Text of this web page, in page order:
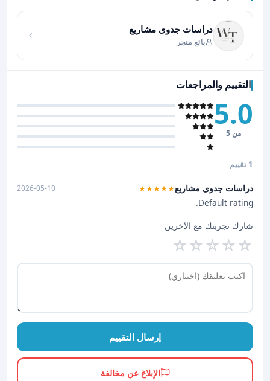
دراسات جدوى مشاريع
بائع متجر
التقييم والمراجعات
5.0
من 5
1 تقييم
دراسات جدوى مشاريع★★★★★
2026-05-10
Default rating.
شارك تجربتك مع الآخرين
☆
☆
☆
☆
☆
إرسال التقييم
الإبلاغ عن مخالفة